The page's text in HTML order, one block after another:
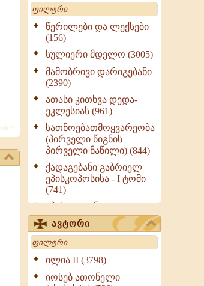
Search
წერილები და ლექსები
(156)
სულიერი მდელო (3005)
მამობრივი დარიგებანი
(2390)
ათასი კითხვა დედა-
ეკლესიას (961)
სათნოებათმოყვარეობა
(პირველი წიგნის
პირველი ნაწილი) (844)
ქადაგებანი გაბრიელ
ეპისკოპოსისა - I ტომი
(741)
ეპისტოლენი,
ქადაგებანი, სიტყვანი
(ნაწილი III) (723)
მოძღვრის ძალზე
სასარგებლო რჩევები
მრევლისათვის (545)
ავტორი
Search
ილია II (3798)
იოსებ ათონელი